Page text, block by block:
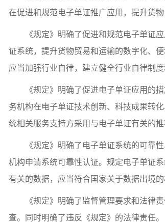
在促进和规范电子单证推广应用，提升货
《规定》明确了促进和规范电子单证应
证系统，提升货物贸易和运输的数字化、
应当加强行业自律，建立健全行业自律制
《规定》明确了促进电子单证应用的措
务机构在电子单证技术创新、科技成果转
统相关服务支持方采用与电子单证有关的
《规定》明确了电子单证系统的可靠性
机构申请系统可靠性认证。规定电子单证
有关的数据，应当符合国家关于数据出境的
《规定》明确了监督管理要求和法律责
查。同时明确了违反《规定》的法律责任。